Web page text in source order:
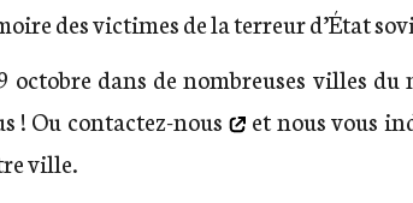
des victimes de la terreur d’État
dans de nombreuses villes du
! Ou contactez-nous
et nous vous
ville.